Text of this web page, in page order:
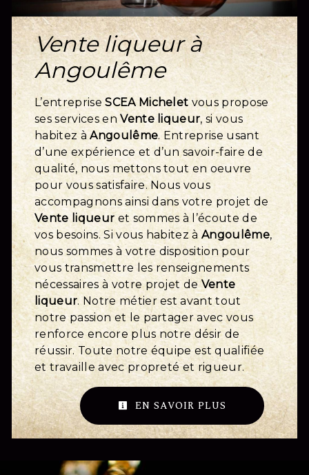
Vente liqueur à
Angoulême
L’entrepriseSCEA Micheletvous propose
ses services enVente liqueur, si vous
habitez àAngoulême. Entreprise usant
d’une expérience et d’un savoir-faire de
qualité, nous mettons tout en oeuvre
pour vous satisfaire. Nous vous
accompagnons ainsi dans votre projet de
Vente liqueur et sommes à l’écoute de
vos besoins. Si vous habitez àAngoulême,
nous sommes à votre disposition pour
vous transmettre les renseignements
nécessaires à votre projet deVente
liqueur. Notre métier est avant tout
notre passion et le partager avec vous
renforce encore plus notre désir de
réussir. Toute notre équipe est qualifiée
et travaille avec propreté et rigueur.
EN SAVOIR PLUS